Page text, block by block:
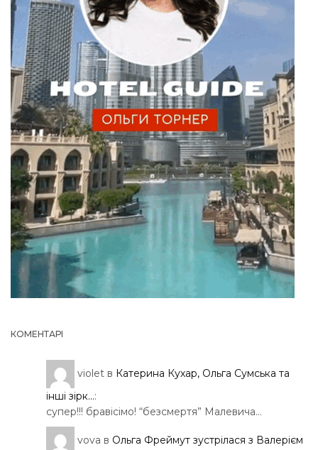
КОМЕНТАРІ
violet в Катерина Кухар, Ольга Сумська та
інші зірк...:
супер!!! бравісімо! “безсмертя” Малевича…
vova в Ольга Фреймут зустрілася з Валерієм